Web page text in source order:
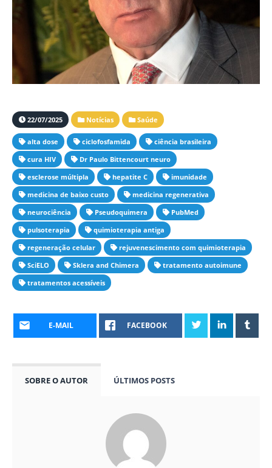
22/07/2025 Notícias Saúde
alta dose ciclofosfamida
ciência brasileira
cura HIV
Dr Paulo Bittencourt neuro
esclerose múltipla
hepatite C
imunidade
medicina de baixo custo
medicina regenerativa
neurociência
Pseudoquimera
PubMed
pulsoterapia
quimioterapia antiga
regeneração celular
rejuvenescimento com quimioterapia
SciELO
Sklera and Chimera
tratamento autoimune
tratamentos acessíveis
E-MAIL FACEBOOK
SOBRE O AUTOR ÚLTIMOS POSTS